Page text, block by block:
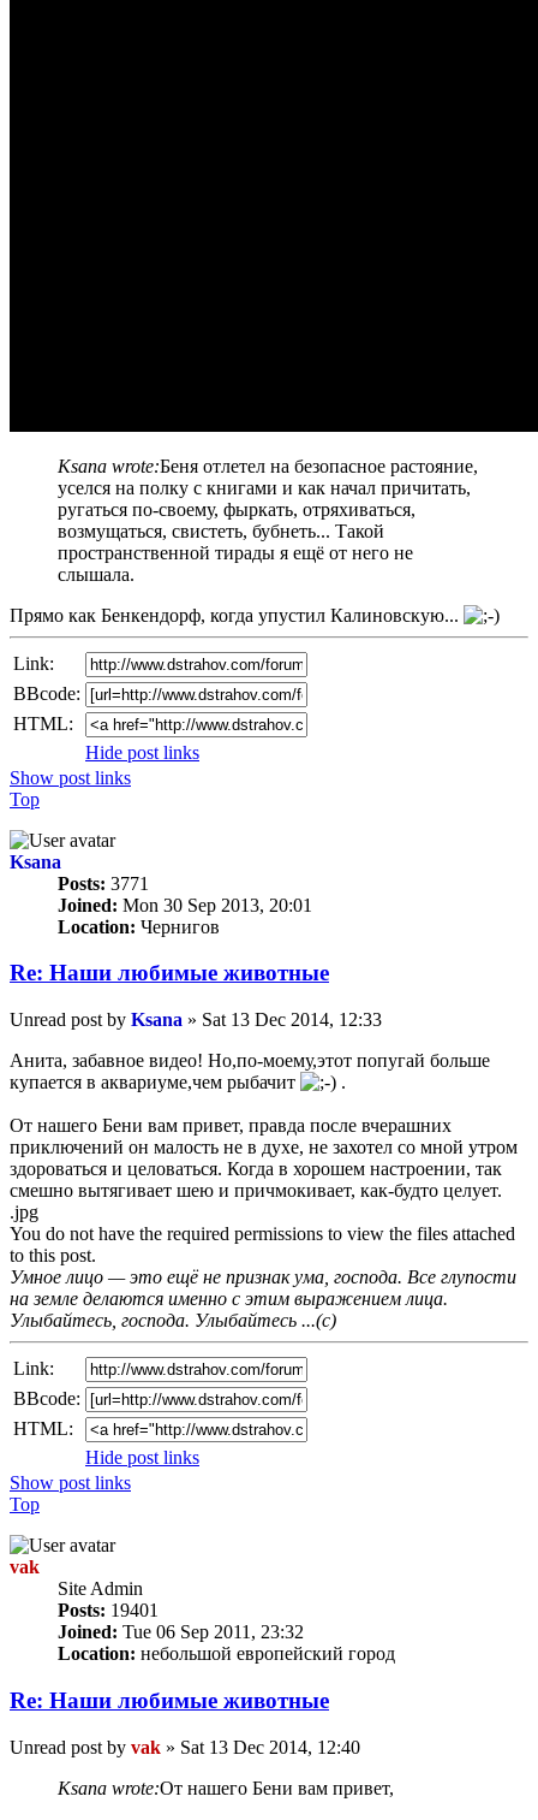
Ksana wrote:Беня отлетел на безопасное растояние,
уселся на полку с книгами и как начал причитать,
ругаться по-своему, фыркать, отряхиваться,
возмущаться, свистеть, бубнеть... Такой
пространственной тирады я ещё от него не
слышала.
Прямо как Бенкендорф, когда упустил Калиновскую...
Link:
BBcode:
HTML:
Hide post links
Show post links
Top
Ksana
Posts: 3771
Joined: Mon 30 Sep 2013, 20:01
Location: Чернигов
Re: Наши любимые животные
Unread post by Ksana » Sat 13 Dec 2014, 12:33
Анита, забавное видео! Но,по-моему,этот попугай больше
купается в аквариуме,чем рыбачит
.
От нашего Бени вам привет, правда после вчерашних
приключений он малость не в духе, не захотел со мной утром
здороваться и целоваться. Когда в хорошем настроении, так
смешно вытягивает шею и причмокивает, как-будто целует.
.jpg
You do not have the required permissions to view the files attached
to this post.
Умное лицо — это ещё не признак ума, господа. Все глупости
на земле делаются именно с этим выражением лица.
Улыбайтесь, господа. Улыбайтесь ...(с)
Link:
BBcode:
HTML:
Hide post links
Show post links
Top
vak
Site Admin
Posts: 19401
Joined: Tue 06 Sep 2011, 23:32
Location: небольшой европейский город
Re: Наши любимые животные
Unread post by vak » Sat 13 Dec 2014, 12:40
Ksana wrote:От нашего Бени вам привет,